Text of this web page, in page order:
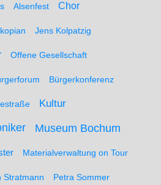
Alsenfest Chor
Jens Kolpatzig
Offene Gesellschaft
Bürgerkonferenz
Kultur
Museum Bochum
Materialverwaltung on Tour
Stratmann Petra Sommer